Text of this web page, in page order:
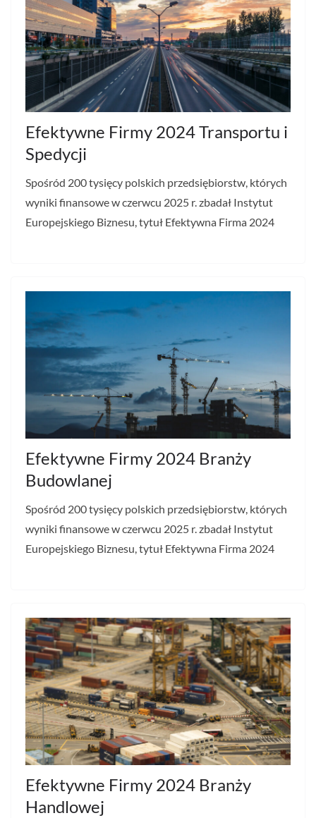
Efektywne Firmy 2024 Transportu i
Spedycji
Spośród 200 tysięcy polskich przedsiębiorstw, których
wyniki finansowe w czerwcu 2025 r. zbadał Instytut
Europejskiego Biznesu, tytuł Efektywna Firma 2024
Efektywne Firmy 2024 Branży
Budowlanej
Spośród 200 tysięcy polskich przedsiębiorstw, których
wyniki finansowe w czerwcu 2025 r. zbadał Instytut
Europejskiego Biznesu, tytuł Efektywna Firma 2024
Efektywne Firmy 2024 Branży
Handlowej